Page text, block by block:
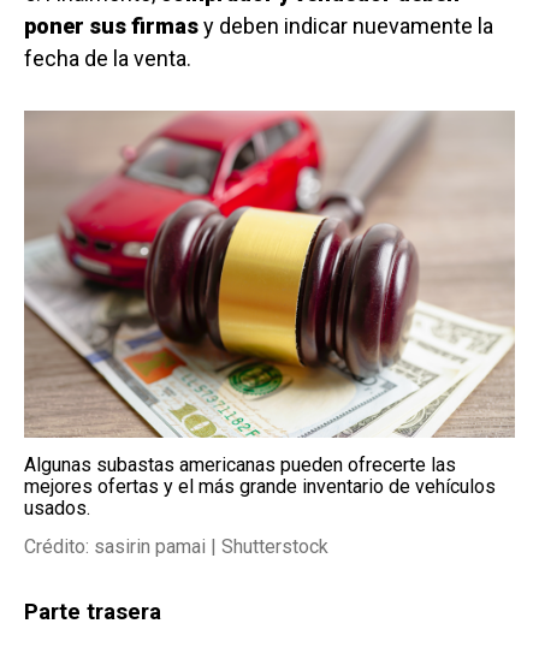
poner sus firmasy deben indicar nuevamente la
fecha de la venta.
Algunas subastas americanas pueden ofrecerte las
mejores ofertas y el más grande inventario de vehículos
usados.
Crédito: sasirin pamai | Shutterstock
Parte trasera